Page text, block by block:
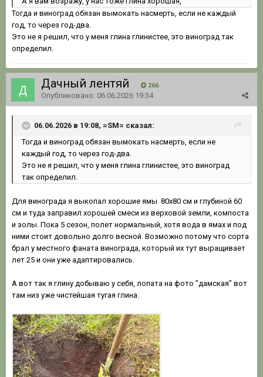
Тогда и виноград обязан вымокать насмерть, если не каждый
год, то через год-два.
Это не я решил, что у меня глина глинистее, это виноград так
определил.
Дачный лентяй 266
Опубликовано: 06.06.2026 19:34
06.06.2026 в 19:08, =SM= сказал:
Тогда и виноград обязан вымокать насмерть, если не
каждый год, то через год-два.
Это не я решил, что у меня глина глинистее, это виноград
так определил.
Для винограда я выкопал хорошие ямы 80х80 см и глубиной 60
см и туда заправил хорошей смеси из верховой земли, компоста
и золы. Пока 5 сезон, полет нормальный, хотя вода в ямах и под
ними стоит довольно долго весной. Возможно потому что сорта
брал у местного фаната винограда, который их тут выращивает
лет 25 и они уже адаптировались.
А вот так я глину добываю у себя, лопата на фото "дамская" вот
там низ уже чистейшая тугая глина.